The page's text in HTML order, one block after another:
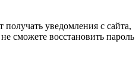
получать уведомления с сайта,
сможете восстановить пароль